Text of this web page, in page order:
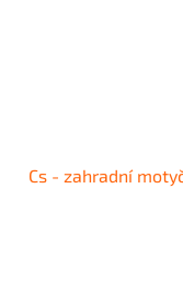
Cs - zahradní